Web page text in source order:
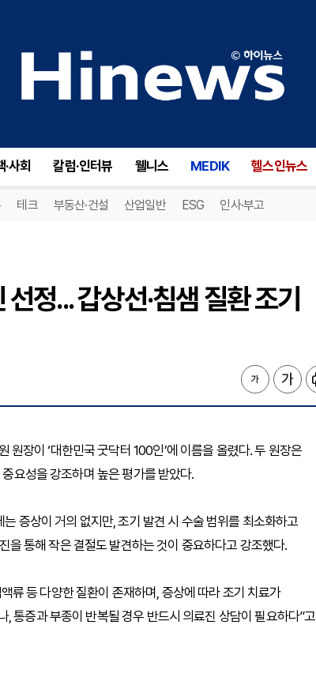
·사회 칼럼·인터뷰 웰니스 MEDIK 헬스인뉴스
테크 부동산·건설 산업일반 ESG 인사·부고
정... 갑상선·침샘 질환 조기
장이 ‘대한민국 굿닥터 100인’에 이름을 올렸다. 두 원장은
요성을 강조하며 높은 평가를 받았다.
증상이 거의 없지만, 조기 발견 시 수술 범위를 최소화하고
을 통해 작은 결절도 발견하는 것이 중요하다고 강조했다.
류 등 다양한 질환이 존재하며, 증상에 따라 조기 치료가
통증과 부종이 반복될 경우 반드시 의료진 상담이 필요하다”고